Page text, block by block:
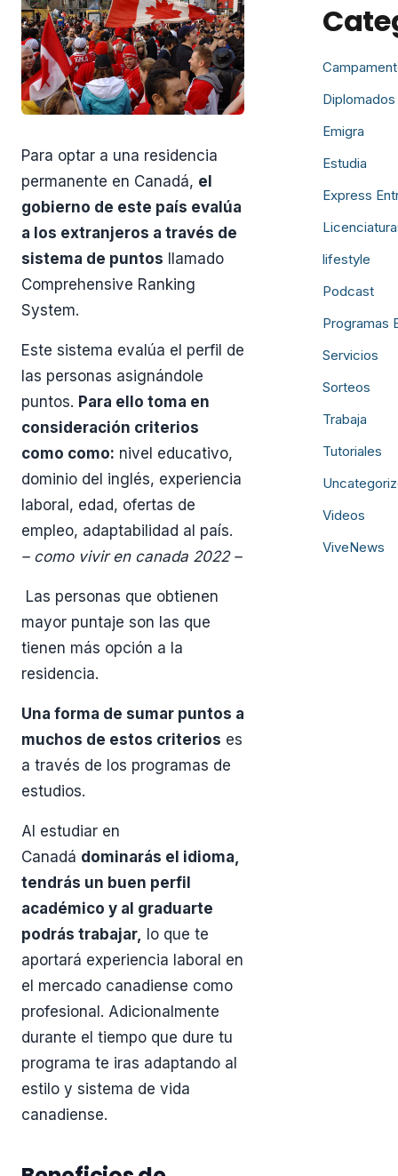
Para optar a una residencia
permanente en Canadá, el
gobierno de este país evalúa
a los extranjeros a través de
sistema de puntos llamado
Comprehensive Ranking
System.
Este sistema evalúa el perfil de
las personas asignándole
puntos. Para ello toma en
consideración criterios
como como: nivel educativo,
dominio del inglés, experiencia
laboral, edad, ofertas de
empleo, adaptabilidad al país.
– como vivir en canada 2022 –
Las personas que obtienen
mayor puntaje son las que
tienen más opción a la
residencia.
Una forma de sumar puntos a
muchos de estos criterios es
a través de los programas de
estudios.
Al estudiar en
Canadá dominarás el idioma,
tendrás un buen perfil
académico y al graduarte
podrás trabajar, lo que te
aportará experiencia laboral en
el mercado canadiense como
profesional. Adicionalmente
durante el tiempo que dure tu
programa te iras adaptando al
estilo y sistema de vida
canadiense.
Diplomados
Emigra
Estudia
Express
lifestyle
Podcast
Programas
Servicios
Sorteos
Trabaja
Tutoriales
Videos
ViveNews